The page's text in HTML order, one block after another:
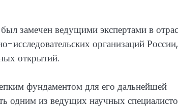
замечен ведущими экспертами в
организаций
открытий.
фундаментом для его дальнейшей
одним из ведущих научных